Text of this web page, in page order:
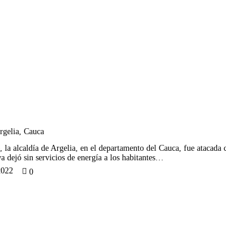
Cauca
alcaldía de Argelia, en el departamento del Cauca, fue
dejó sin servicios de energía a los habitantes…
0